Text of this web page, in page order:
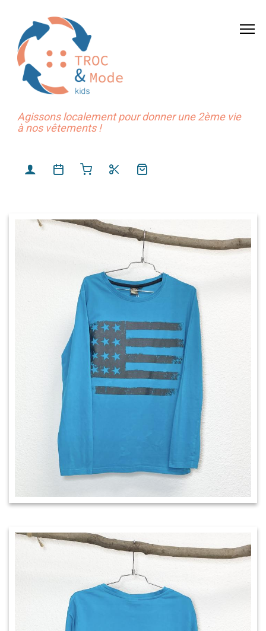
Agissons localement pour donner une 2ème vie
à nos vêtements !